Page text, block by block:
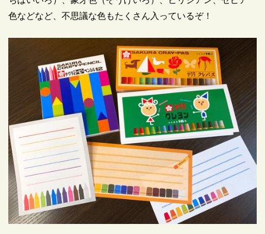
色などなど、不思議な色もたくさん入っているぞ！